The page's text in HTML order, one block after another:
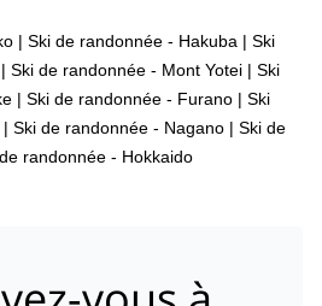
| Ski de randonnée - Hakuba | Ski
| Ski de randonnée - Mont Yotei | Ski
| Ski de randonnée - Furano | Ski
| Ski de randonnée - Nagano | Ski de
randonnée - Hokkaido